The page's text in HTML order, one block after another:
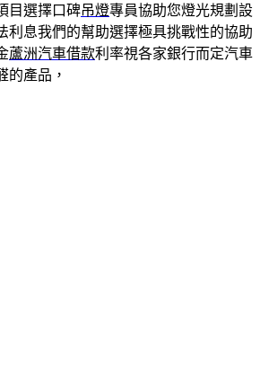
目選擇口碑吊燈專員協助您燈光規劃設
利息我們的幫助選擇極具挑戰性的協助
蘆洲汽車借款利率視各家銀行而定汽車
的產品，